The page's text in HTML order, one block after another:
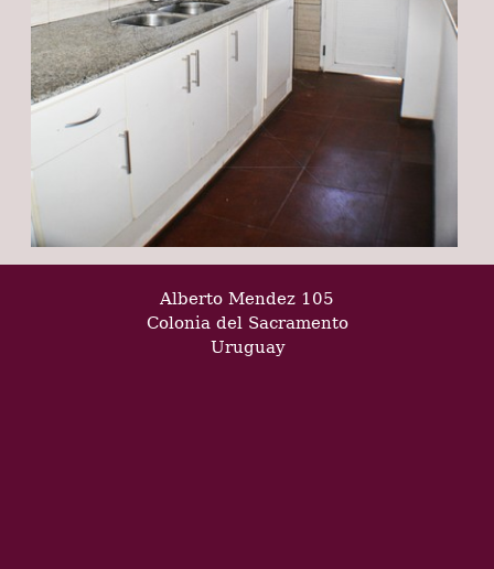
Alberto Mendez 105
Colonia del Sacramento
Uruguay